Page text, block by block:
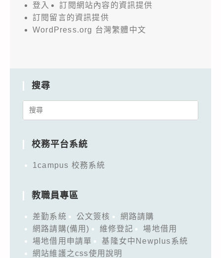
登入
訂閱網站內容的資訊提供
訂閱留言的資訊提供
WordPress.org 台灣繁體中文
搜尋
Search
校務平台系統
1campus 校務系統
教職員專區
差勤系統 公文簽核
網路請購
網路請購(備用)
維修登記
場地借用
場地借用申請單
基隆女中Newplus系統
網站維護之css使用說明